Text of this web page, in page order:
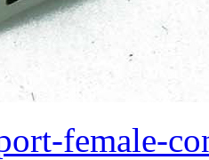
female-